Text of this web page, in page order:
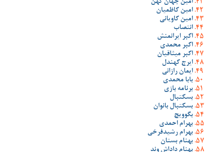
امین جهان کهن
امین کاظمیان
امین کاویانی
انتصاب
اکبر ایرانمنش
اکبر محمدی
اکبر میثاقیان
ایرج کهندل
ایمان رازانی
بابا محمدی
برنامه بازی
بسکتبال
بسکتبال بانوان
بگوویچ
بهرام احمدی
بهرام رشیدفرخی
بهنام بستان
بهنام داداش وند